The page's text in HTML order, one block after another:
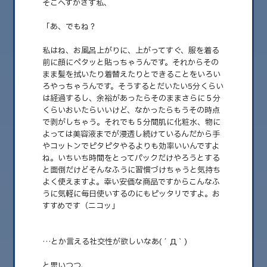
2026.08
2026.06
2026.05
2026.04
2026.03
2026.02
2026.01
2025.12
2025.11
そこへすかさず私、
「あ、でもね？
私はね、お風呂上がりに、上がってすぐ、服を着る
前に顔にペタッと貼っちゃうんです。それからその
まま髪を拭いたり着替えたりとできることをいろい
ろやっちゃうんです。そうするとだいたい5分くらい
は経過するし、余裕があったらそのままさらに５分
くらいおいたらいいけど、なかったらもうその時点
で剥がしちゃう。それでも５分間肌に化粧水、物に
よっては美容液までが浸透し続けているんだから手
やコットンでピタピタやるよりも効率いいんですよ
ね。いちいち時間をとってパックだけやろうとする
と面倒だけどそんなふうに習慣づけちゃうと気持ち
よく使えますよ。幸い安価な商品ですからこんなふ
うに気軽に毎日使いするのにもピッタリですよ。お
すすめです（ニコッ」
…とか言える社交性が欲しいなあ(´Д` )